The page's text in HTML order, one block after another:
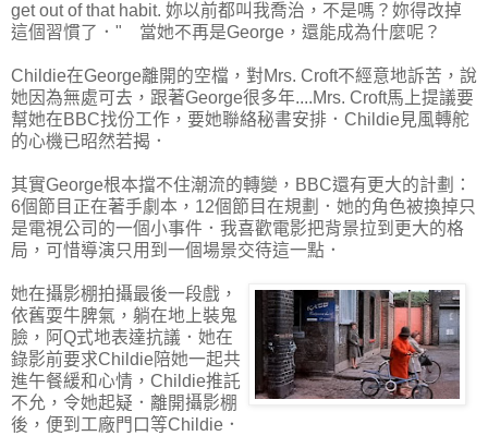
get out of that habit. 妳以前都叫我喬治，不是嗎？妳得改掉
這個習慣了．" 當她不再是George，還能成為什麼呢？
Childie在George離開的空檔，對Mrs. Croft不經意地訴苦，說
她因為無處可去，跟著George很多年....Mrs. Croft馬上提議要
幫她在BBC找份工作，要她聯絡秘書安排．Childie見風轉舵
的心機已昭然若揭．
其實George根本擋不住潮流的轉變，BBC還有更大的計劃：
6個節目正在著手劇本，12個節目在規劃．她的角色被換掉只
是電視公司的一個小事件．我喜歡電影把背景拉到更大的格
局，可惜導演只用到一個場景交待這一點．
她在攝影棚拍攝最後一段戲，
依舊耍牛脾氣，躺在地上裝鬼
臉，阿Q式地表達抗議．她在
錄影前要求Childie陪她一起共
進午餐緩和心情，Childie推託
不允，令她起疑．離開攝影棚
後，便到工廠門口等Childie．